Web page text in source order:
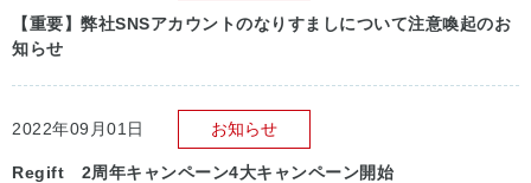
【重要】弊社SNSアカウントのなりすましについて注意喚起のお
知らせ
2022年09月01日 お知らせ
Regift 2周年キャンペーン4大キャンペーン開始